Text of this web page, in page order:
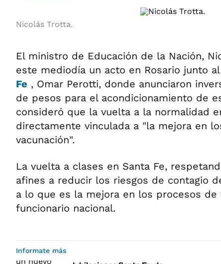
Nicolás Trotta.
El ministro de Educación de la Nación,
este mediodía un acto en Rosario junto
Fe , Omar Perotti, donde anunciaron
de pesos para el acondicionamiento de
consideró que la vuelta a la normalidad
directamente vinculada a "la mejora en
vacunación".
La vuelta a clases en Santa Fe,
afines a reducir los riesgos de contagio
a lo que es la mejora en los procesos de
funcionario nacional.
Informate más